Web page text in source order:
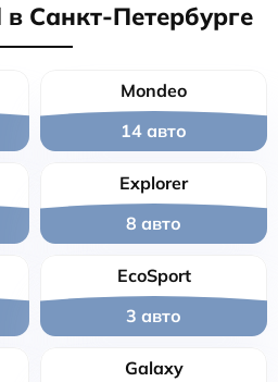
Санкт-Петербурге
Mondeo
14 авто
Explorer
8 авто
EcoSport
3 авто
Galaxy